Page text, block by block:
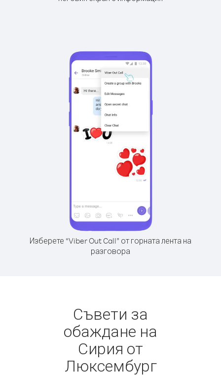
Изберете “Viber Out Call” от горната лента на
разговора
Съвети за
обаждане на
Сирия от
Люксембург